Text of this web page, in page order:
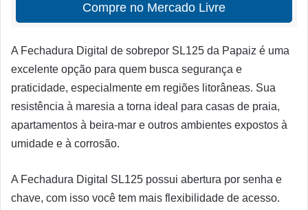
Compre no Mercado Livre
A Fechadura Digital de sobrepor SL125 da Papaiz é uma
excelente opção para quem busca segurança e
praticidade, especialmente em regiões litorâneas. Sua
resistência à maresia a torna ideal para casas de praia,
apartamentos à beira-mar e outros ambientes expostos à
umidade e à corrosão.
A Fechadura Digital SL125 possui abertura por senha e
chave, com isso você tem mais flexibilidade de acesso.